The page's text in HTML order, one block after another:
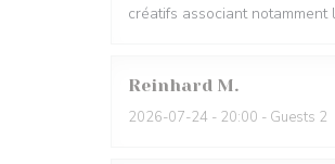
créatifs associant
Reinhard M
2026-07-24 - 20:00 - Guests 2